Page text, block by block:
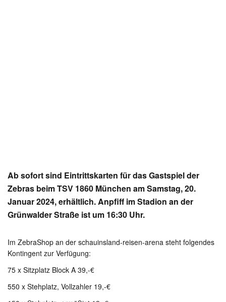
Ab sofort sind Eintrittskarten für das Gastspiel der
Zebras beim TSV 1860 München am Samstag, 20.
Januar 2024, erhältlich. Anpfiff im Stadion an der
Grünwalder Straße ist um 16:30 Uhr.
Im ZebraShop an der schauinsland-reisen-arena steht folgendes
Kontingent zur Verfügung:
75 x Sitzplatz Block A 39,-€
550 x Stehplatz, Vollzahler 19,-€